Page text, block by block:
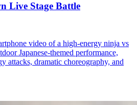
Live Stage Battle
video of a high-energy ninja vs
Japanese-themed performance,
attacks, dramatic choreography, and